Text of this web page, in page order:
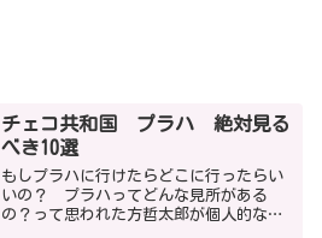
チェコ共和国 プラハ 絶対見る
べき10選
もしプラハに行けたらどこに行ったらい
いの？ プラハってどんな見所がある
の？って思われた方哲太郎が個人的な感